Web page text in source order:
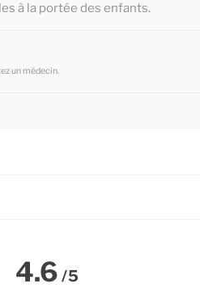
à la portée des enfants.
un médecin.
4.6/5